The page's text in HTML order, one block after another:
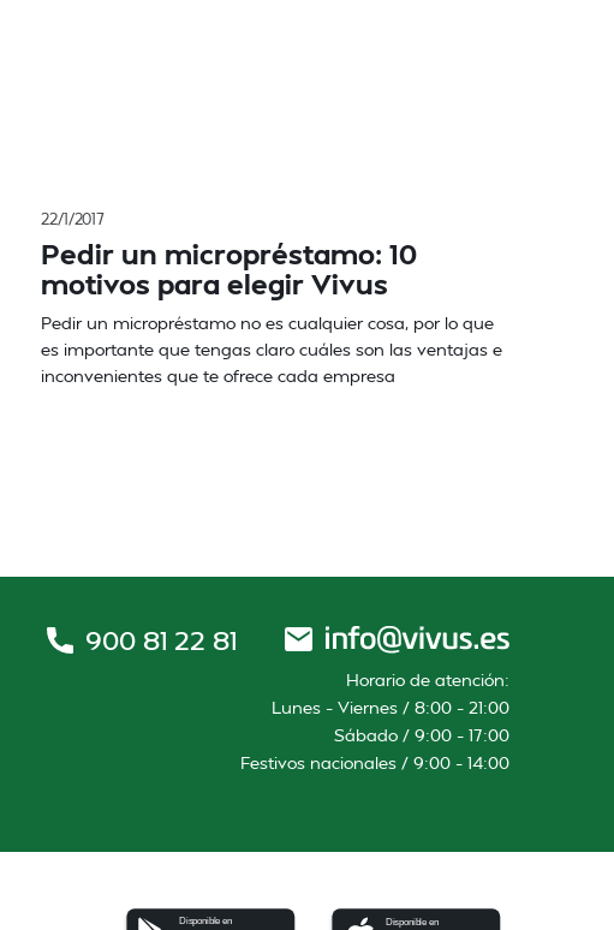
22/1/2017
Pedir un micropréstamo: 10
motivos para elegir Vivus
Pedir un micropréstamo no es cualquier cosa, por lo que
es importante que tengas claro cuáles son las ventajas e
inconvenientes que te ofrece cada empresa
900 81 22 81
Horario de atención:
Lunes – Viernes / 8:00 – 21:00
Sábado / 9:00 – 17:00
Festivos nacionales / 9:00 – 14:00